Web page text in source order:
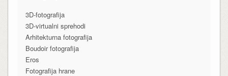
3D-fotografija
3D-virtualni sprehodi
Arhitekturna fotografija
Boudoir fotografija
Eros
Fotografija hrane